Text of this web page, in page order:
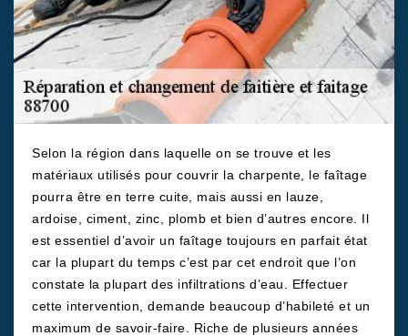
Selon la région dans laquelle on se trouve et les
matériaux utilisés pour couvrir la charpente, le faîtage
pourra être en terre cuite, mais aussi en lauze,
ardoise, ciment, zinc, plomb et bien d’autres encore. Il
est essentiel d’avoir un faîtage toujours en parfait état
car la plupart du temps c’est par cet endroit que l’on
constate la plupart des infiltrations d’eau. Effectuer
cette intervention, demande beaucoup d’habileté et un
maximum de savoir-faire. Riche de plusieurs années